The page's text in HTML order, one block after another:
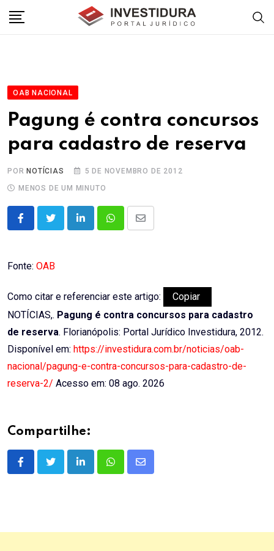
OAB NACIONAL
Pagung é contra concursos
para cadastro de reserva
POR NOTÍCIAS
5 DE NOVEMBRO DE 2012
MENOS DE UM MINUTO
LinkedInWhatsappShare
Fonte: OAB
Como citar e referenciar este artigo:
Copiar
NOTÍCIAS,. Pagung é contra concursos para cadastro
de reserva. Florianópolis: Portal Jurídico Investidura, 2012.
Disponível em: https://investidura.com.br/noticias/oab-
nacional/pagung-e-contra-concursos-para-cadastro-de-
reserva-2/ Acesso em: 08 ago. 2026
Compartilhe:
LinkedInWhatsappShare